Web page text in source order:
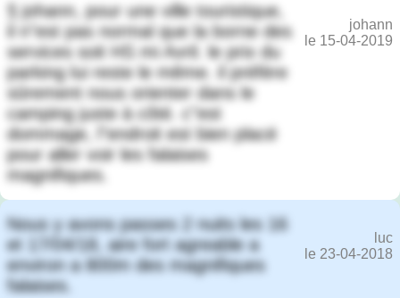
§ johann, pour une ville touristique,
il n"est pas normal que la borne des
services soit HS mi Avril. le prix du
parking lui reste le même. il préfère
sûrement nous orienter dans le
camping juste à côté. c"est
dommage, l"endroit est bien placé
pour aller voir les falaises
magnifiques.
johann
le 15-04-2019
Nous y avons passes 2 nuits les 16
et 17/04/18, aire fort agreable a
environ a 800m des magnifiques
falaises.
luc
le 23-04-2018